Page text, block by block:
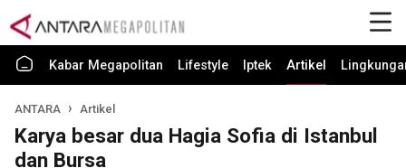
Kabar Megapolitan Lifestyle Iptek Artikel
ANTARA Artikel
Karya besar dua Hagia Sofia di Istanbul
dan Bursa